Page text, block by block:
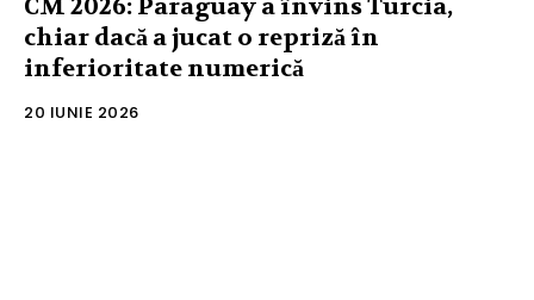
CM 2026: Paraguay a învins Turcia,
chiar dacă a jucat o repriză în
inferioritate numerică
20 IUNIE 2026